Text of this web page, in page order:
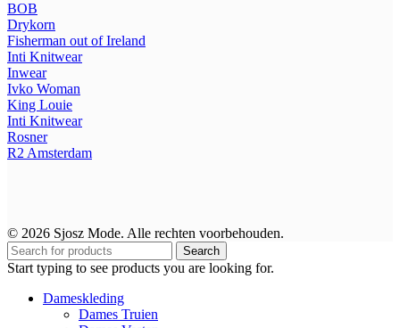
BOB
Drykorn
Fisherman out of Ireland
Inti Knitwear
Inwear
Ivko Woman
King Louie
Inti Knitwear
Rosner
R2 Amsterdam
© 2026 Sjosz Mode. Alle rechten voorbehouden.
Search
Start typing to see products you are looking for.
Dameskleding
Dames Truien